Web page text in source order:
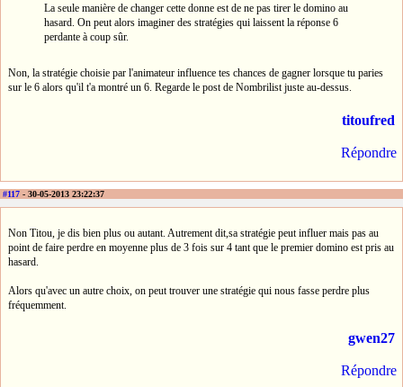
La seule manière de changer cette donne est de ne pas tirer le domino au
hasard. On peut alors imaginer des stratégies qui laissent la réponse 6
perdante à coup sûr.
Non, la stratégie choisie par l'animateur influence tes chances de gagner lorsque tu paries
sur le 6 alors qu'il t'a montré un 6. Regarde le post de Nombrilist juste au-dessus.
titoufred
Répondre
#117 - 30-05-2013 23:22:37
Non Titou, je dis bien plus ou autant. Autrement dit,sa stratégie peut influer mais pas au
point de faire perdre en moyenne plus de 3 fois sur 4 tant que le premier domino est pris au
hasard.
Alors qu'avec un autre choix, on peut trouver une stratégie qui nous fasse perdre plus
fréquemment.
gwen27
Répondre